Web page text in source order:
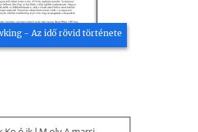
- Az idő rövid története